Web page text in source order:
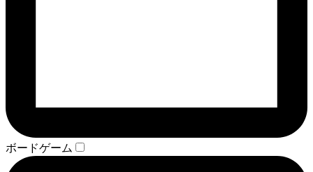
ボードゲーム